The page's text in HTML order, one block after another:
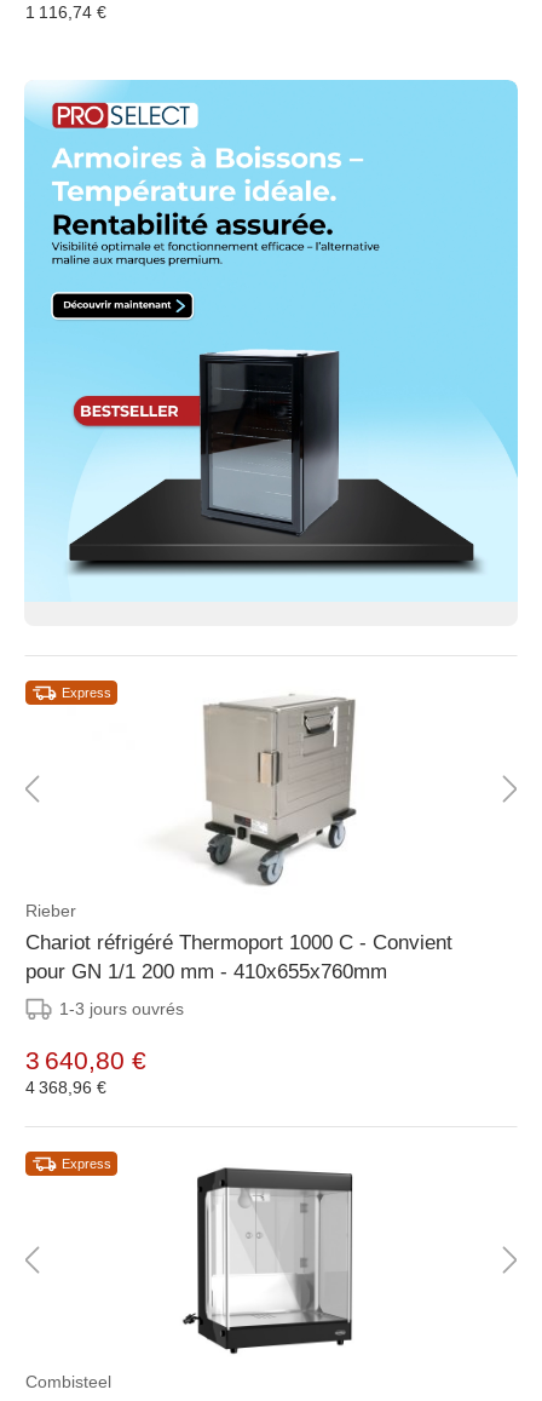
1 116,74 €
Express
Rieber
Chariot réfrigéré Thermoport 1000 C - Convient
pour GN 1/1 200 mm - 410x655x760mm
1-3 jours ouvrés
3 640,80 €
4 368,96 €
Express
Combisteel